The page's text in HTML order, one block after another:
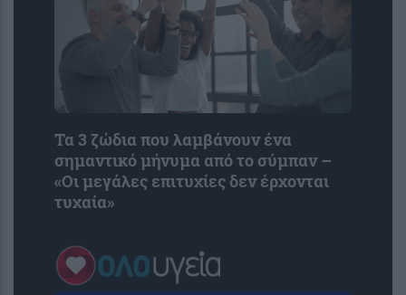
Τα 3 ζώδια που λαμβάνουν ένα
σημαντικό μήνυμα από το σύμπαν –
«Οι μεγάλες επιτυχίες δεν έρχονται
τυχαία»